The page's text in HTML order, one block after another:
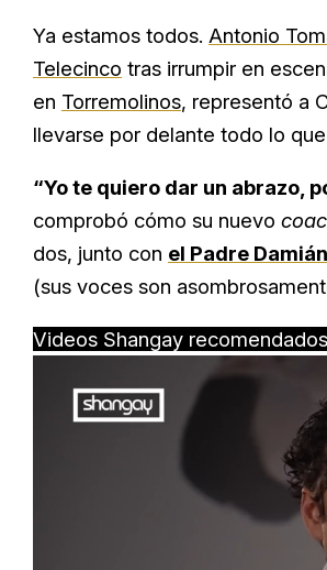
Ya estamos todos. Antonio
Telecinco tras irrumpir en
en Torremolinos, representó a
llevarse por delante todo lo
“Yo te quiero dar un abrazo,
comprobó cómo su nuevo
dos, junto con el Padre Damián
(sus voces son
Videos Shangay recomendados